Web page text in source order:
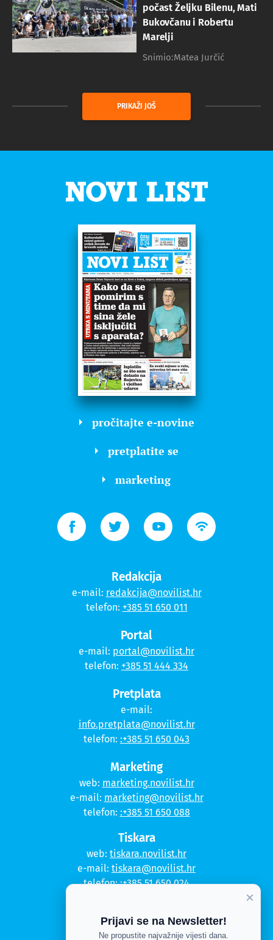
počast Željku Bilenu, Mati
Bukovčanu i Robertu
Marelji
Snimio:Matea Jurčić
PRIKAŽI JOŠ
pročitajte e-novine
pretplatite se
marketing
Redakcija
e-mail: redakcija@novilist.hr
telefon: +385 51 650 011
Portal
e-mail: portal@novilist.hr
telefon: +385 51 444 334
Pretplata
e-mail:
info.pretplata@novilist.hr
telefon: :+385 51 650 043
Marketing
web: marketing.novilist.hr
e-mail: marketing@novilist.hr
telefon: :+385 51 650 088
Tiskara
web: tiskara.novilist.hr
e-mail: tiskara@novilist.hr
telefon::+385 51 650 024
Kontakt
×
Prijavi se na Newsletter!
Ne propustite najvažnije vijesti dana.